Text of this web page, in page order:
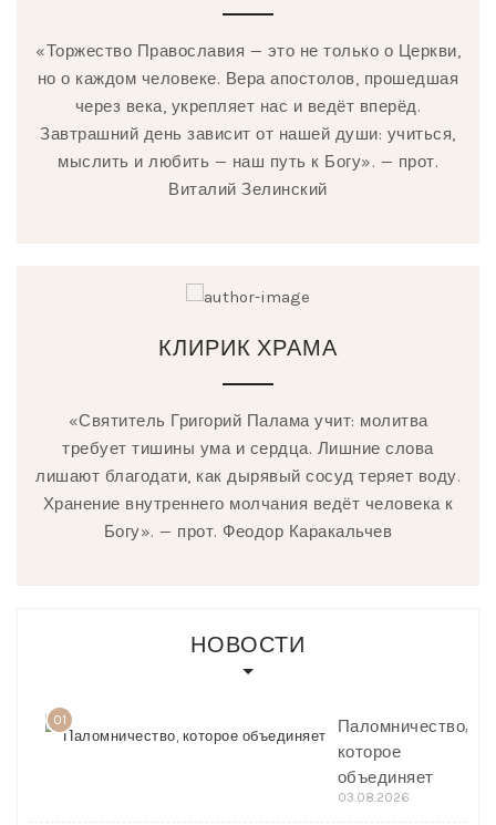
«Торжество Православия — это не только о Церкви,
но о каждом человеке. Вера апостолов, прошедшая
через века, укрепляет нас и ведёт вперёд.
Завтрашний день зависит от нашей души: учиться,
мыслить и любить — наш путь к Богу». — прот.
Виталий Зелинский
КЛИРИК ХРАМА
«Святитель Григорий Палама учит: молитва
требует тишины ума и сердца. Лишние слова
лишают благодати, как дырявый сосуд теряет воду.
Хранение внутреннего молчания ведёт человека к
Богу». — прот. Феодор Каракальчев
НОВОСТИ
01
Паломничество,
которое
объединяет
03.08.2026